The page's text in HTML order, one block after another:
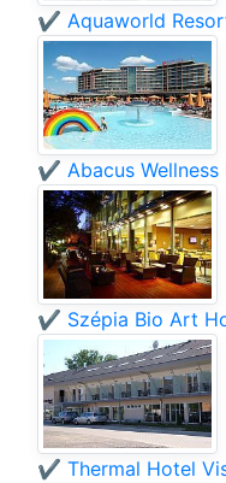
✔️ Aquaworld
✔️ Abacus
✔️ Szépia Bio Art
✔️ Thermal Hotel